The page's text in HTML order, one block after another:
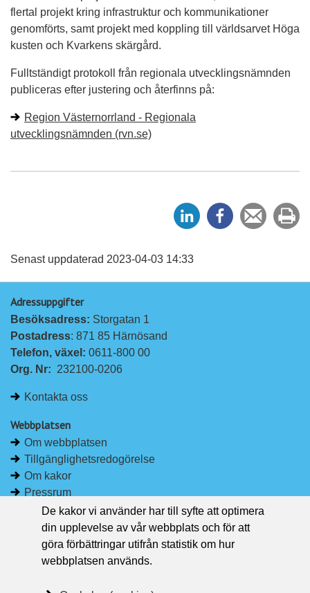
flertal projekt kring infrastruktur och kommunikationer
genomförts, samt projekt med koppling till världsarvet Höga
kusten och Kvarkens skärgård.
Fulltständigt protokoll från regionala utvecklingsnämnden
publiceras efter justering och återfinns på:
Region Västernorrland - Regionala
utvecklingsnämnden (rvn.se)
e
e
Tipsa
en
ut
Senast uppdaterad 2023-04-03 14:33
Adressuppgifter
Besöksadress: Storgatan 1
Postadress: 871 85 Härnösand
Telefon, växel: 0611-800 00
Org. Nr: 232100-0206
Kontakta oss
Webbplatsen
Om webbplatsen
Tillgänglighetsredogörelse
Om kakor
Pressrum
Håll dig uppdaterad
Följ Region Västernorrland på Facebook
Region Västernorrland i sociala medier
De kakor vi använder har till syfte att optimera
din upplevelse av vår webbplats och för att
göra förbättringar utifrån statistik om hur
webbplatsen används.